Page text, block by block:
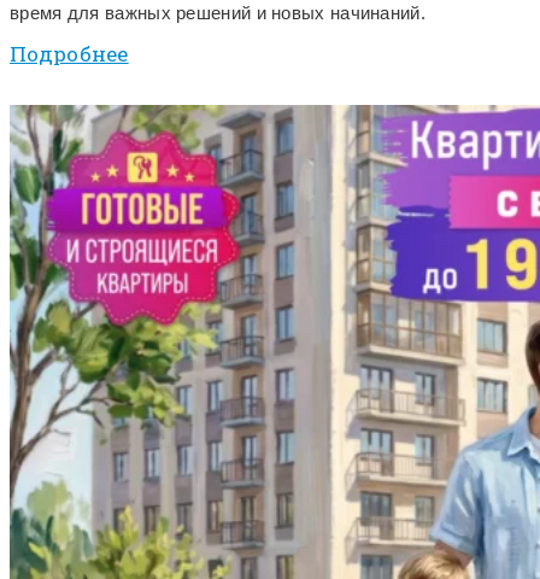
время для важных решений и новых начинаний.
Подробнее